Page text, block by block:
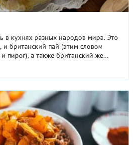
в кухнях разных народов мира. Это
и британский пай (этим словом
пирог), а также британский же
и ...